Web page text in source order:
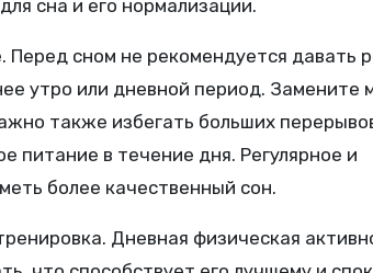
сна и его нормализации.
сном не рекомендуется давать
утро или дневной период. Замените
также избегать больших
питание в течение дня. Регулярное и
более качественный сон.
Дневная физическая